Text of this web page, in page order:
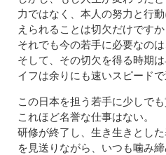
力ではなく、本人の努力と行
えられることは切欠だけですか
それでも今の若手に必要なの
そして、その切欠を得る時期
イフは余りにも速いスピードで
この日本を担う若手に少しで
これほど名誉な仕事はない。
研修が終了し、生き生きとし
を見送りながら、いつも噛み締